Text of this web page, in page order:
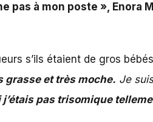
pas à mon poste », Enora
s’ils étaient de gros
grasse et très moche. Je
pas trisomique